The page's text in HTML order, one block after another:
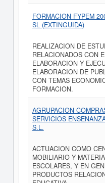
FORMACION FYPEM
SL (EXTINGUIDA)
REALIZACION DE
RELACIONADOS CON
ELABORACION Y
ELABORACION DE
CON TEMAS
FORMACION.
AGRUPACION
SERVICIOS
S.L.
ACTUACION COMO
MOBILIARIO Y
ESCOLARES, Y EN
PRODUCTOS